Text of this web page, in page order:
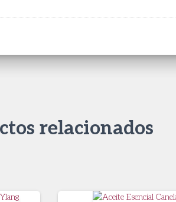
relacionados